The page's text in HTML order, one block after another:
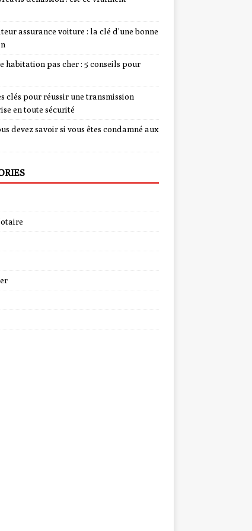
assurance voiture : la clé d’une bonne
habitation pas cher : 5 conseils pour
clés pour réussir une transmission
en toute sécurité
devez savoir si vous êtes condamné aux